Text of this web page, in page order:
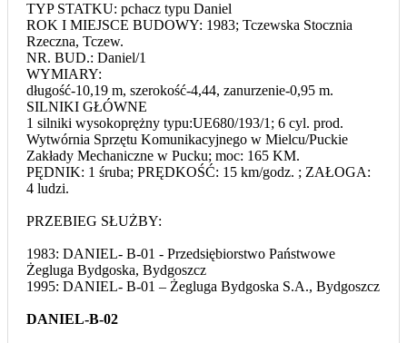
TYP STATKU: pchacz typu Daniel
ROK I MIEJSCE BUDOWY: 1983; Tczewska Stocznia
Rzeczna, Tczew.
NR. BUD.: Daniel/1
WYMIARY:
długość-10,19 m, szerokość-4,44, zanurzenie-0,95 m.
SILNIKI GŁÓWNE
1 silniki wysokoprężny typu:UE680/193/1; 6 cyl. prod.
Wytwórnia Sprzętu Komunikacyjnego w Mielcu/Puckie
Zakłady Mechaniczne w Pucku; moc: 165 KM.
PĘDNIK: 1 śruba; PRĘDKOŚĆ: 15 km/godz. ; ZAŁOGA:
4 ludzi.
PRZEBIEG SŁUŻBY:
1983: DANIEL- B-01 - Przedsiębiorstwo Państwowe
Żegluga Bydgoska, Bydgoszcz
1995: DANIEL- B-01 – Żegluga Bydgoska S.A., Bydgoszcz
DANIEL-B-02